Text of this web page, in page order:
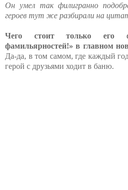
Он умел так филигранно
героев тут же разбирали на
Чего стоит только его
фамильярностей!» в главном
Да-да, в том самом, где каждый
герой с друзьями ходит в баню.